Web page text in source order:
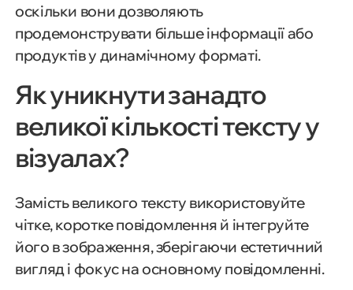
оскільки вони дозволяють
продемонструвати більше інформації або
продуктів у динамічному форматі.
Як уникнути занадто
великої кількості тексту у
візуалах?
Замість великого тексту використовуйте
чітке, коротке повідомлення й інтегруйте
його в зображення, зберігаючи естетичний
вигляд і фокус на основному повідомленні.